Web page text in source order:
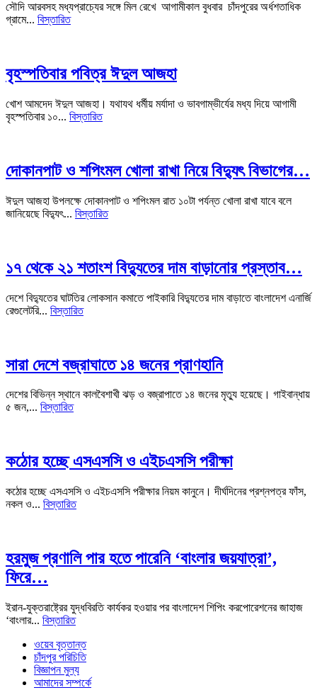
সৌদি আরবসহ মধ্যপ্রাচ্যের সঙ্গে মিল রেখে আগামীকাল বুধবার চাঁদপুরের অর্ধশতাধিক
গ্রামে... বিস্তারিত
বৃহস্পতিবার পবিত্র ঈদুল আজহা
খোশ আমদেদ ঈদুল আজহা। যথাযথ ধর্মীয় মর্যাদা ও ভাবগাম্ভীর্যের মধ্য দিয়ে আগামী
বৃহস্পতিবার ১০... বিস্তারিত
দোকানপাট ও শপিংমল খোলা রাখা নিয়ে বিদ্যুৎ বিভাগের…
ঈদুল আজহা উপলক্ষে দোকানপাট ও শপিংমল রাত ১০টা পর্যন্ত খোলা রাখা যাবে বলে
জানিয়েছে বিদ্যুৎ... বিস্তারিত
১৭ থেকে ২১ শতাংশ বিদ্যুতের দাম বাড়ানোর প্রস্তাব…
দেশে বিদ্যুতের ঘাটতির লোকসান কমাতে পাইকারি বিদ্যুতের দাম বাড়াতে বাংলাদেশ এনার্জি
রেগুলেটরি... বিস্তারিত
সারা দেশে বজ্রাঘাতে ১৪ জনের প্রাণহানি
দেশের বিভিন্ন স্থানে কালবৈশাখী ঝড় ও বজ্রাপাতে ১৪ জনের মৃত্যু হয়েছে। গাইবান্ধায়
৫ জন,... বিস্তারিত
কঠোর হচ্ছে এসএসসি ও এইচএসসি পরীক্ষা
কঠোর হচ্ছে এসএসসি ও এইচএসসি পরীক্ষার নিয়ম কানুনে। দীর্ঘদিনের প্রশ্নপত্র ফাঁস,
নকল ও... বিস্তারিত
হরমুজ প্রণালি পার হতে পারেনি ‘বাংলার জয়যাত্রা’,
ফিরে…
ইরান-যুক্তরাষ্ট্রের যুদ্ধবিরতি কার্যকর হওয়ার পর বাংলাদেশ শিপিং করপোরেশনের জাহাজ
‘বাংলার... বিস্তারিত
ওয়েব বৃত্তান্ত
চাঁদপুর পরিচিতি
বিজ্ঞাপন মুল্য
আমাদের সম্পর্কে